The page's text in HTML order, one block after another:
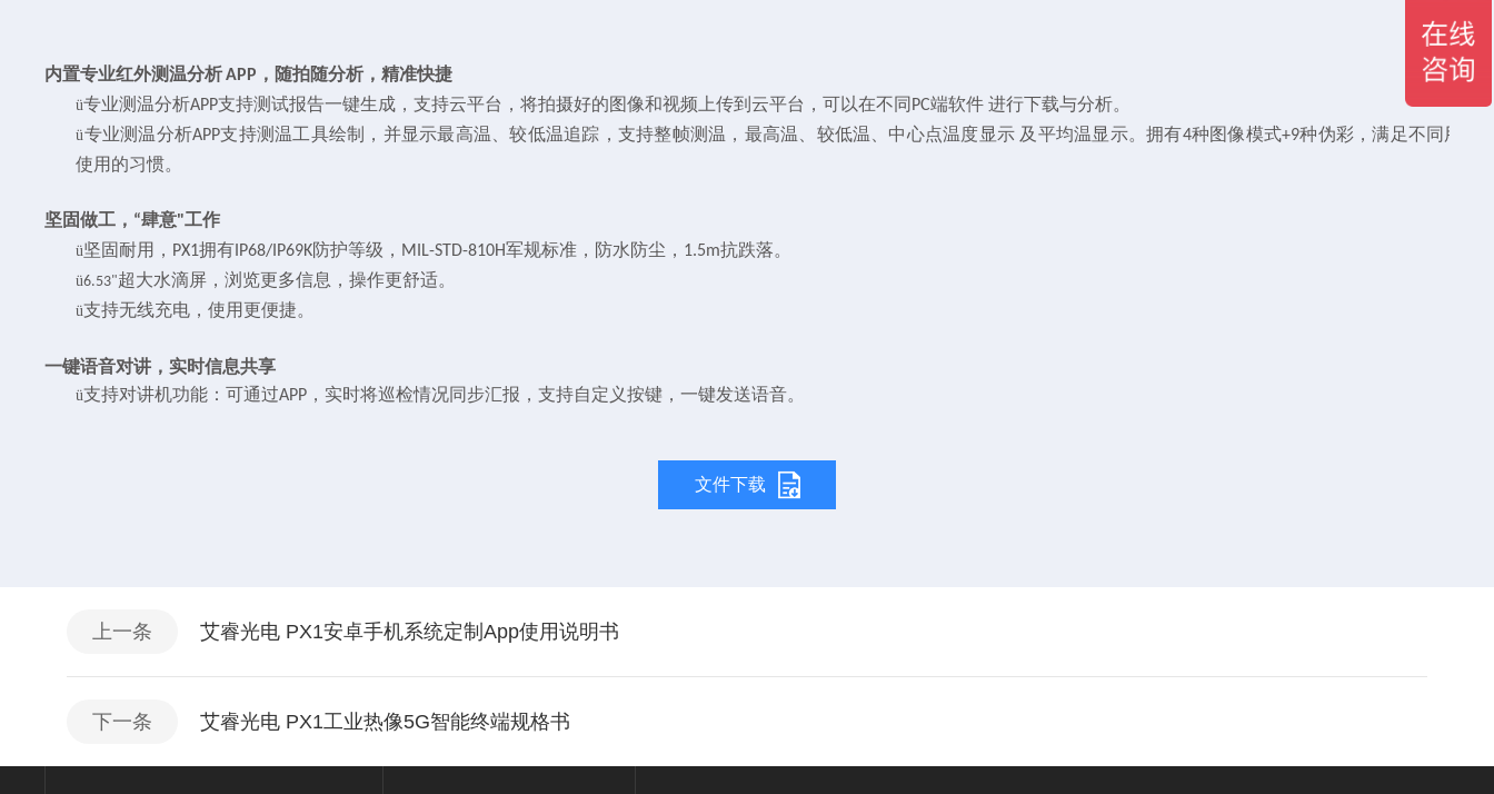
内置专业红外测温分析 APP ，随拍随分析，精准快捷
ü专业测温分析APP支持测试报告一键生成，支持云平台，将拍摄好的图像和视频上传到云平台，可以在不同 PC端软件 进行下载与分析。
ü专业测温分析APP支持测温工具绘制，并显示最高温、较低温追踪，支持整帧测温，最高温、较低温、中心点温度显示 及平均温显示。拥有4种图像模式+9种伪彩，满足不同用户
使用的习惯。
坚固做工， “肆意"工作
ü坚固耐用， PX1拥有 IP68/IP69K防护等级， MIL-STD-810H军规标准，防水防尘， 1.5m抗跌落。
ü6.53"超大水滴屏，浏览更多信息，操作更舒适。
ü支持无线充电，使用更便捷。
一键语音对讲，实时信息共享
ü支持对讲机功能：可通过APP ，实时将巡检情况同步汇报，支持自定义按键，一键发送语音。
文件下载
上一条 艾睿光电 PX1安卓手机系统定制App使用说明书
下一条 艾睿光电 PX1工业热像5G智能终端规格书